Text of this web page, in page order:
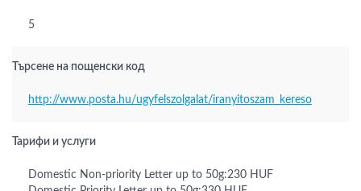
5
Търсене на пощенски код
http://www.posta.hu/ugyfelszolgalat/iranyitoszam_kereso
Тарифи и услуги
Domestic Non-priority Letter up to 50g:230 HUF